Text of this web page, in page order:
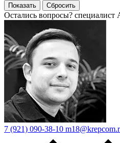
Остались вопросы? специалист
7 (921) 090-38-10